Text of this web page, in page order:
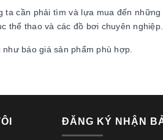
cần phải tìm và lựa mua đến
thể thao và các đồ bơi chuyên nghiệp.
báo giá sản phẩm phù hợp.
ĐĂNG KÝ NHẬN